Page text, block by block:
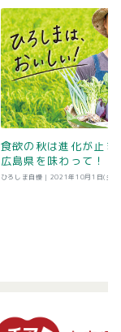
食欲の秋は進化が止
広島県を味わって！
ひろしま自慢 | 2021年10月1日(金)